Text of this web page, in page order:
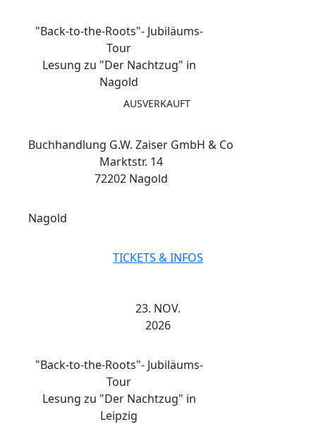
"Back-to-the-Roots"- Jubiläums-
Tour
Lesung zu "Der Nachtzug" in
Nagold
AUSVERKAUFT
Buchhandlung G.W. Zaiser GmbH & Co
Marktstr. 14
72202 Nagold
Nagold
TICKETS & INFOS
23. NOV.
2026
"Back-to-the-Roots"- Jubiläums-
Tour
Lesung zu "Der Nachtzug" in
Leipzig